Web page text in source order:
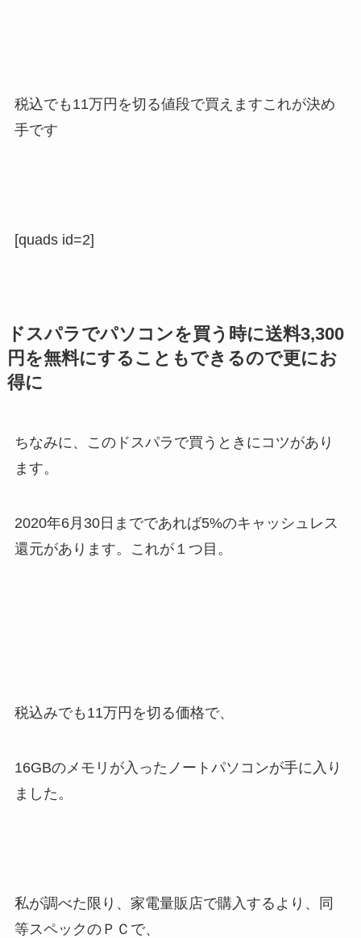
税込でも11万円を切る値段で買えますこれが決め
手です
[quads id=2]
ドスパラでパソコンを買う時に送料3,300
円を無料にすることもできるので更にお
得に
ちなみに、このドスパラで買うときにコツがあり
ます。
2020年6月30日までであれば5%のキャッシュレス
還元があります。これが１つ目。
税込みでも11万円を切る価格で、
16GBのメモリが入ったノートパソコンが手に入り
ました。
私が調べた限り、家電量販店で購入するより、同
等スペックのＰＣで、